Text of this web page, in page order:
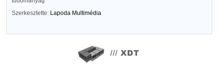
Szerkesztette: Lapoda Multimédia